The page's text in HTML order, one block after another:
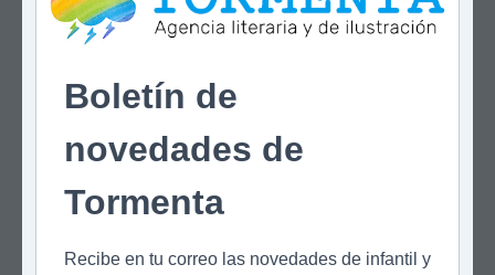
Boletín de
novedades de
Tormenta
Recibe en tu correo las novedades de infantil y